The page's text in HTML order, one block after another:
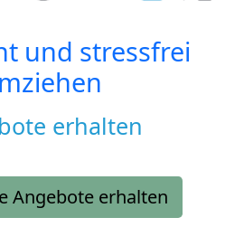
und stressfrei
erhalten
Angebote erhalten